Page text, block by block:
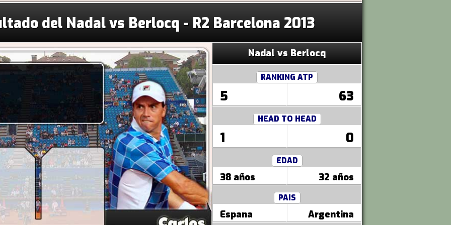
del Nadal vs Berlocq - R2 Barcelona 2013
Nadal vs Berlocq
RANKING ATP
5 63
HEAD TO HEAD
1 0
EDAD
38 años 32 años
PAIS
Espana Argentina